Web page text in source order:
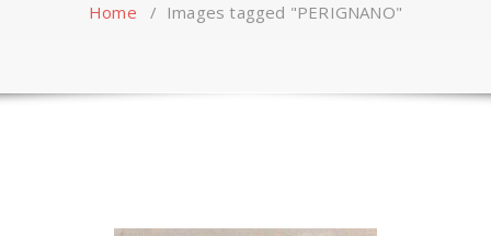
Home / Images tagged "PERIGNANO"